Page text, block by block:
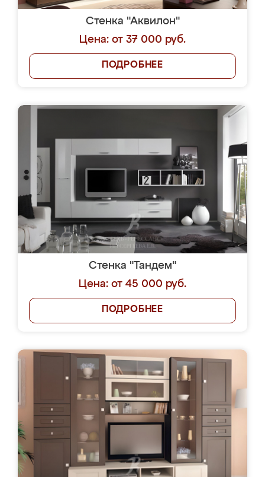
Стенка "Аквилон"
Цена: от 37 000 руб.
ПОДРОБНЕЕ
Стенка "Тандем"
Цена: от 45 000 руб.
ПОДРОБНЕЕ